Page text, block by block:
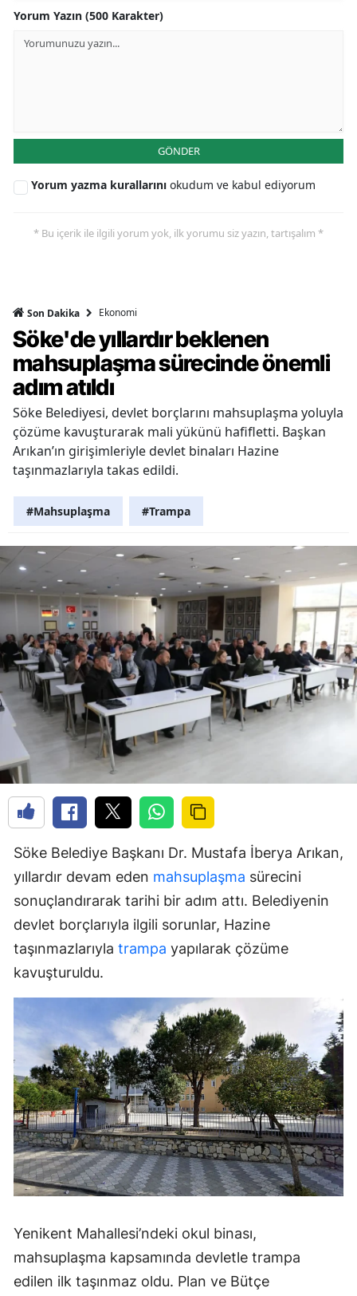
Yorum Yazın (500 Karakter)
GÖNDER
Yorum yazma kurallarını okudum ve kabul ediyorum
* Bu içerik ile ilgili yorum yok, ilk yorumu siz yazın, tartışalım *
Son Dakika Ekonomi
Söke'de yıllardır beklenen
mahsuplaşma sürecinde önemli
adım atıldı
Söke Belediyesi, devlet borçlarını mahsuplaşma yoluyla
çözüme kavuşturarak mali yükünü hafifletti. Başkan
Arıkan’ın girişimleriyle devlet binaları Hazine
taşınmazlarıyla takas edildi.
#Mahsuplaşma #Trampa
Söke Belediye Başkanı Dr. Mustafa İberya Arıkan,
yıllardır devam eden mahsuplaşma sürecini
sonuçlandırarak tarihi bir adım attı. Belediyenin
devlet borçlarıyla ilgili sorunlar, Hazine
taşınmazlarıyla trampa yapılarak çözüme
kavuşturuldu.
Yenikent Mahallesi’ndeki okul binası,
mahsuplaşma kapsamında devletle trampa
edilen ilk taşınmaz oldu. Plan ve Bütçe